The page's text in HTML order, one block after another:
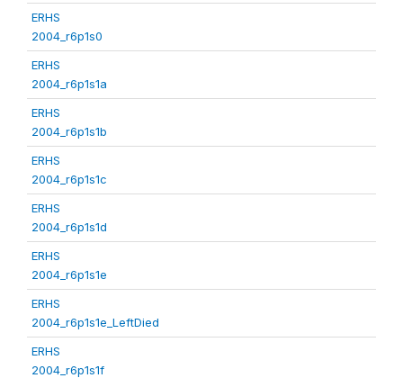
ERHS
2004_r6p1s0
ERHS
2004_r6p1s1a
ERHS
2004_r6p1s1b
ERHS
2004_r6p1s1c
ERHS
2004_r6p1s1d
ERHS
2004_r6p1s1e
ERHS
2004_r6p1s1e_LeftDied
ERHS
2004_r6p1s1f